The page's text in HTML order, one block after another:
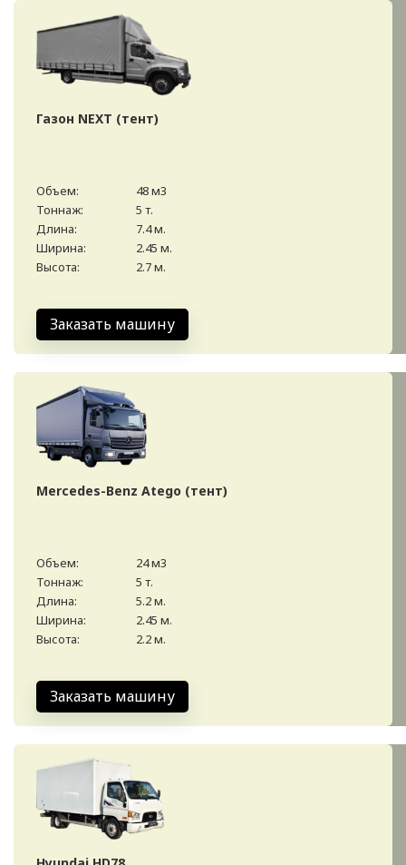
Газон NEXT (тент)
Объем:
48 м3
Тоннаж:
5 т.
Длина:
7.4 м.
Ширина:
2.45 м.
Высота:
2.7 м.
Заказать машину
Mercedes-Benz Atego (тент)
Объем:
24 м3
Тоннаж:
5 т.
Длина:
5.2 м.
Ширина:
2.45 м.
Высота:
2.2 м.
Заказать машину